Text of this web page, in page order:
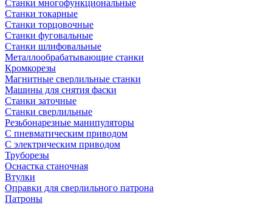
Станки многофункциональные
Станки токарные
Станки торцовочные
Станки фуговальные
Станки шлифовальные
Металлообрабатывающие станки
Кромкорезы
Магнитные сверлильные станки
Машины для снятия фаски
Станки заточные
Станки сверлильные
Резьбонарезные манипуляторы
С пневматическим приводом
С электрическим приводом
Труборезы
Оснастка станочная
Втулки
Оправки для сверлильного патрона
Патроны